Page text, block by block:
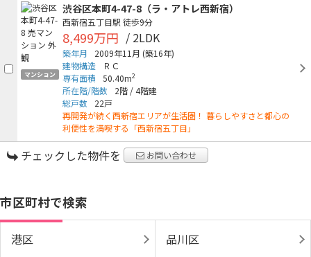
マンション
渋谷区本町4-47-8（ラ・アトレ西新宿）
西新宿五丁目駅 徒歩9分
8,499万円 / 2LDK
築年月 2009年11月 (築16年)
建物構造
ＲＣ
専有面積
50.40m2
所在階/階数 2階 /4階建
総戸数
22戸
再開発が続く西新宿エリアが生活圏！ 暮らしやすさと都心の
利便性を満喫する「西新宿五丁目」
チェックした物件を お問い合わせ
市区町村で検索
港区 品川区